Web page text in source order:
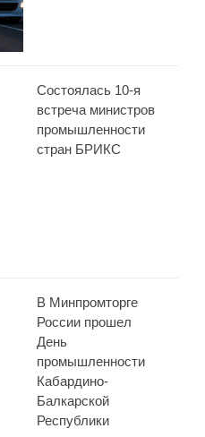
Состоялась 10-я
встреча министров
промышленности
стран БРИКС
В Минпромторге
России прошел
День
промышленности
Кабардино-
Балкарской
Республики